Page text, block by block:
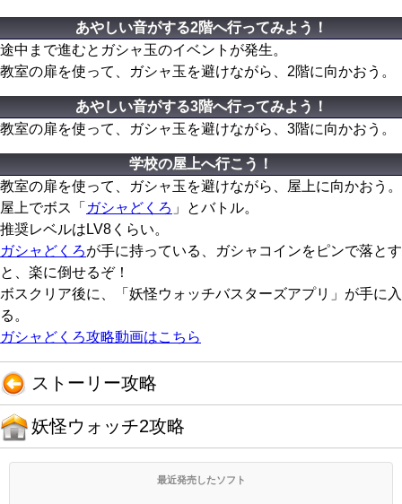
あやしい音がする2階へ行ってみよう！
途中まで進むとガシャ玉のイベントが発生。
教室の扉を使って、ガシャ玉を避けながら、2階に向かおう。
あやしい音がする3階へ行ってみよう！
教室の扉を使って、ガシャ玉を避けながら、3階に向かおう。
学校の屋上へ行こう！
教室の扉を使って、ガシャ玉を避けながら、屋上に向かおう。
屋上でボス「 ガシャどくろ 」とバトル。
推奨レベルはLV8くらい。
ガシャどくろが手に持っている、ガシャコインをピンで落とす
と、楽に倒せるぞ！
ボスクリア後に、「妖怪ウォッチバスターズアプリ」が手に入
る。
ガシャどくろ攻略動画はこちら
ストーリー攻略
妖怪ウォッチ2攻略
最近発売したソフト